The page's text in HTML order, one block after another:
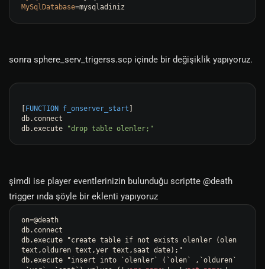
MySqlDatabase
sonra sphere_serv_trigerss.scp içinde bir değişiklik yapıyoruz.
FUNCTION f_onserver_start
db.connect
db.execute
"drop table olenler;"
şimdi ise player eventlerinizin bulunduğu scriptte @death
trigger ında şöyle bir eklenti yapıyoruz
on=@death
db.connect
db.execute "create table if not exists olenler (olen
text,olduren text,yer text,saat date);"
db.execute "insert into
`olenler` ( `olen` , `olduren`